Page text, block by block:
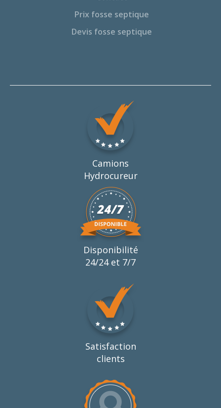
Prix fosse septique
Devis fosse septique
Camions
Hydrocureur
Disponibilité
24/24 et 7/7
Satisfaction
clients